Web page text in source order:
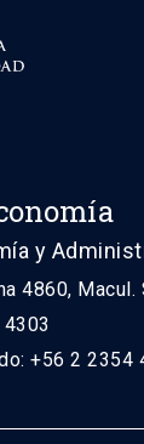
y
4860, Macul.
+56 2 2354